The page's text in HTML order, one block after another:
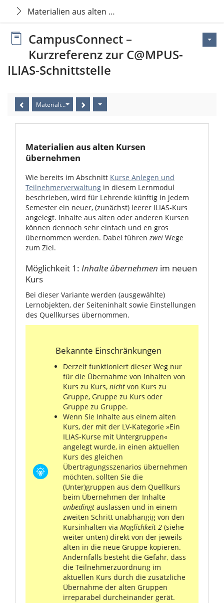
Materialien aus alten Kursen übernehmen
CampusConnect –
Kurzreferenz zur C@MPUS-
ILIAS-Schnittstelle
Materialien aus alten Kursen übernehmen
Materialien aus alten Kursen
übernehmen
Wie bereits im Abschnitt Kurse Anlegen und
Teilnehmerverwaltung in diesem Lernmodul
beschrieben, wird für Lehrende künftig in jedem
Semester ein neuer, (zunächst) leerer ILIAS-Kurs
angelegt. Inhalte aus alten oder anderen Kursen
können dennoch sehr einfach und en gros
übernommen werden. Dabei führen zwei Wege
zum Ziel.
Möglichkeit 1: Inhalte übernehmen im neuen
Kurs
Bei dieser Variante werden (ausgewählte)
Lernobjekten, der Seiteninhalt sowie Einstellungen
des Quellkurses übernommen.
Bekannte Einschränkungen
Derzeit funktioniert dieser Weg nur
für die Übernahme von Inhalten von
Kurs zu Kurs, nicht von Kurs zu
Gruppe, Gruppe zu Kurs oder
Gruppe zu Gruppe.
Wenn Sie Inhalte aus einem alten
Kurs, der mit der LV-Kategorie »Ein
ILIAS-Kurse mit Untergruppen«
angelegt wurde, in einen aktuellen
Kurs des gleichen
Übertragungsszenarios übernehmen
möchten, sollten Sie die
(Unter)gruppen aus dem Quellkurs
beim Übernehmen der Inhalte
unbedingt auslassen und in einem
zweiten Schritt unabhängig von den
Kursinhalten via Möglichkeit 2 (siehe
weiter unten) direkt von der jeweils
alten in die neue Gruppe kopieren.
Andernfalls besteht die Gefahr, dass
die Teilnehmerzuordnung im
aktuellen Kurs durch die zusätzliche
Übernahme der alten Gruppen
irreparabel durcheinander gerät.